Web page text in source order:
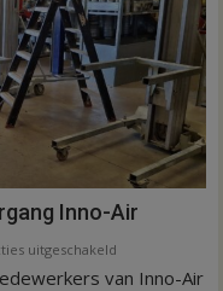
en
Sibculo
Inno-Air
uitgeschakeld
Warmte
van Inno-Air